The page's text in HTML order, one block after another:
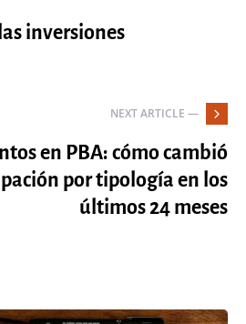
inversiones
NEXT ARTICLE —
en PBA: cómo cambió
por tipología en los
últimos 24 meses